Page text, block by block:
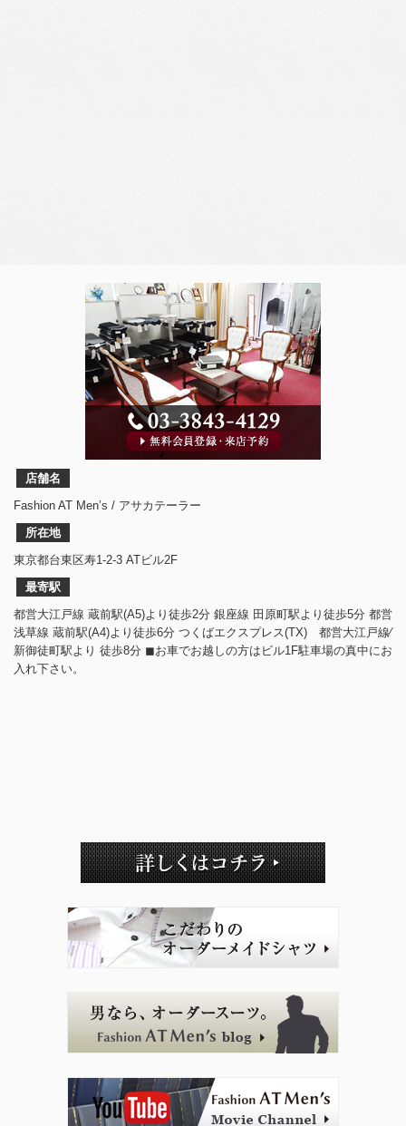
店舗名
Fashion AT Men’s / アサカテーラー
所在地
東京都台東区寿1-2-3 ATビル2F
最寄駅
都営大江戸線 蔵前駅(A5)より徒歩2分 銀座線 田原町駅より徒歩5分 都営
浅草線 蔵前駅(A4)より徒歩6分 つくばエクスプレス(TX) 都営大江戸線⁄
新御徒町駅より 徒歩8分 ◼︎お車でお越しの方はビル1F駐車場の真中にお
入れ下さい。